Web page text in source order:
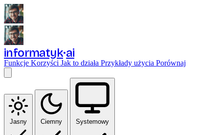
informatyk ai
Funkcje Korzyści Jak to działa Przykłady użycia Porównaj
Jasny Ciemny Systemowy